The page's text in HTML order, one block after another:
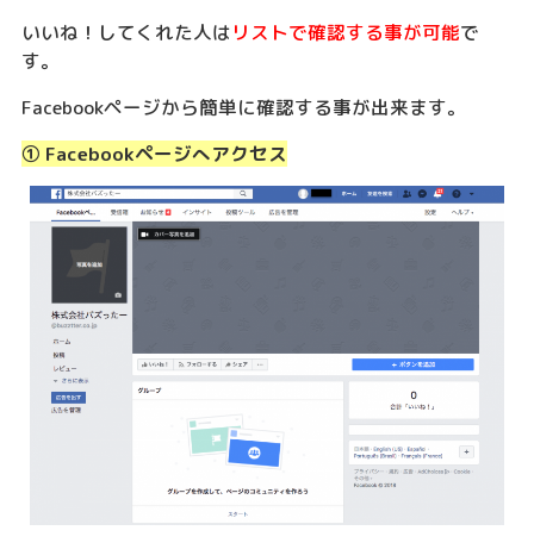
いいね！してくれた人はリストで確認する事が可能で
す。
Facebookページから簡単に確認する事が出来ます。
① Facebookページへアクセス